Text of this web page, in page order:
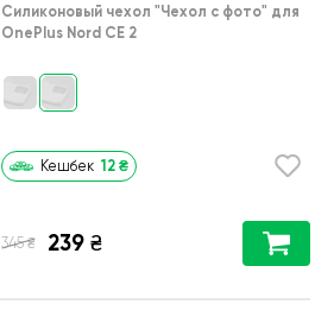
Силиконовый чехол "Чехол с фото" для
OnePlus Nord CE 2
Кешбек 12 ₴
345 ₴ 239 ₴